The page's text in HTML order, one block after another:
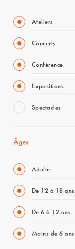
Ateliers
Concerts
Conférence
Expositions
Spectacles
Âges
Adulte
De 12 à 18 ans
De 6 à 12 ans
Moins de 6 ans